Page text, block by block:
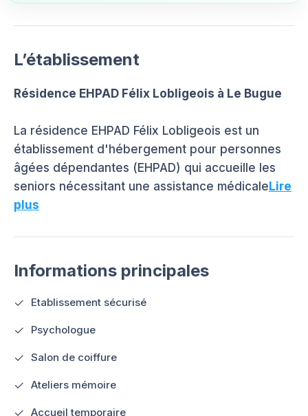
L’établissement
Résidence EHPAD Félix Lobligeois à Le Bugue
La résidence EHPAD Félix Lobligeois est un
établissement d'hébergement pour personnes
âgées dépendantes (EHPAD) qui accueille les
seniors nécessitant une assistance médicaleLire
plus
Informations principales
Etablissement sécurisé
Psychologue
Salon de coiffure
Ateliers mémoire
Accueil temporaire